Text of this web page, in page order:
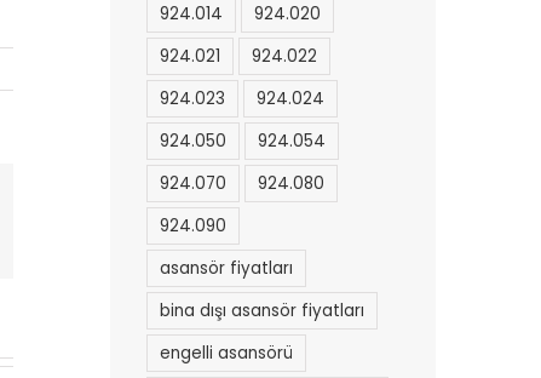
924.014
924.020
924.021
924.022
924.023
924.024
924.050
924.054
924.070
924.080
924.090
asansör fiyatları
bina dışı asansör fiyatları
engelli asansörü